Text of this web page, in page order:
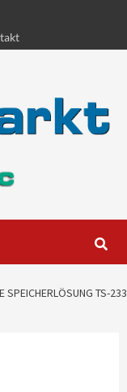
SPEICHERLÖSUNG TS-233